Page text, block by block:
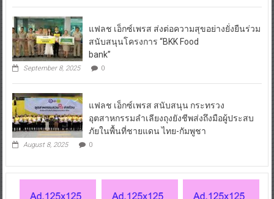
แฟลช เอ็กซ์เพรส ส่งต่อความสุขอย่างยั่งยืนร่วม
สนับสนุนโครงการ “BKK Food
bank”
September 8, 2025 0
แฟลช เอ็กซ์เพรส สนับสนุน กระทรวง
อุตสาหกรรมลำเลียงถุงยังชีพส่งถึงมือผู้ประสบ
ภัยในพื้นที่ชายแดน ไทย-กัมพูชา
August 8, 2025 0